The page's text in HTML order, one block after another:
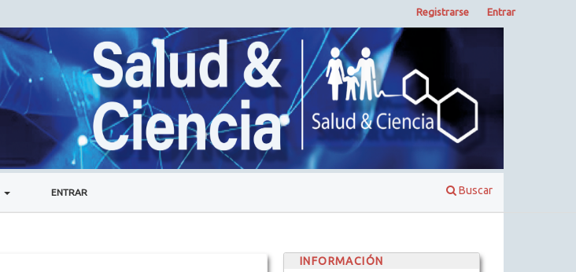
ENTRAR Buscar
Registrarse Entrar
INFORMACIÓN